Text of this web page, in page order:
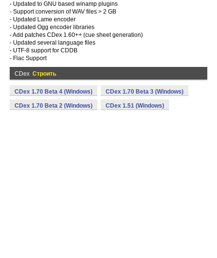
- Updated to GNU based winamp plugins
- Support conversion of WAV files > 2 GB
- Updated Lame encoder
- Updated Ogg encoder libraries
- Add patches CDex 1.60++ (cue sheet generation)
- Updated several language files
- UTF-8 support for CDDB
- Flac Support
CDex Строить
CDex 1.70 Beta 4 (Windows) CDex 1.70 Beta 3 (Windows)
CDex 1.70 Beta 2 (Windows) CDex 1.51 (Windows)